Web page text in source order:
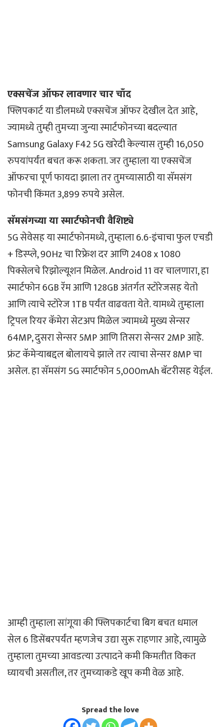
एक्सचेंज ऑफर लावणार चार चाँद
फ्लिपकार्ट या डीलमध्ये एक्सचेंज ऑफर देखील देत आहे,
ज्यामध्ये तुम्ही तुमच्या जुन्या स्मार्टफोनच्या बदल्यात
Samsung Galaxy F42 5G खरेदी केल्यास तुम्ही 16,050
रुपयांपर्यंत बचत करू शकता. जर तुम्हाला या एक्सचेंज
ऑफरचा पूर्ण फायदा झाला तर तुमच्यासाठी या सॅमसंग
फोनची किंमत 3,899 रुपये असेल.
सॅमसंगच्या या स्मार्टफोनची वैशिष्ट्ये
5G सेवेसह या स्मार्टफोनमध्ये, तुम्हाला 6.6-इंचाचा फुल एचडी
+ डिस्प्ले, 90Hz चा रिफ्रेश दर आणि 2408 x 1080
पिक्सेलचे रिझोल्यूशन मिळेल. Android 11 वर चालणारा, हा
स्मार्टफोन 6GB रॅम आणि 128GB अंतर्गत स्टोरेजसह येतो
आणि त्याचे स्टोरेज 1TB पर्यंत वाढवता येते. यामध्ये तुम्हाला
ट्रिपल रियर कॅमेरा सेटअप मिळेल ज्यामध्ये मुख्य सेन्सर
64MP, दुसरा सेन्सर 5MP आणि तिसरा सेन्सर 2MP आहे.
फ्रंट कॅमेऱ्याबद्दल बोलायचे झाले तर त्याचा सेन्सर 8MP चा
असेल. हा सॅमसंग 5G स्मार्टफोन 5,000mAh बॅटरीसह येईल.
आम्‍ही तुम्‍हाला सांगूया की फ्लिपकार्टचा बिग बचत धमाल
सेल 6 डिसेंबरपर्यंत म्हणजेच उद्या सुरू राहणार आहे, त्यामुळे
तुम्‍हाला तुमच्‍या आवडत्‍या उत्‍पादने कमी किमतीत विकत
घ्यायची असतील, तर तुमच्‍याकडे खूप कमी वेळ आहे.
Spread the love